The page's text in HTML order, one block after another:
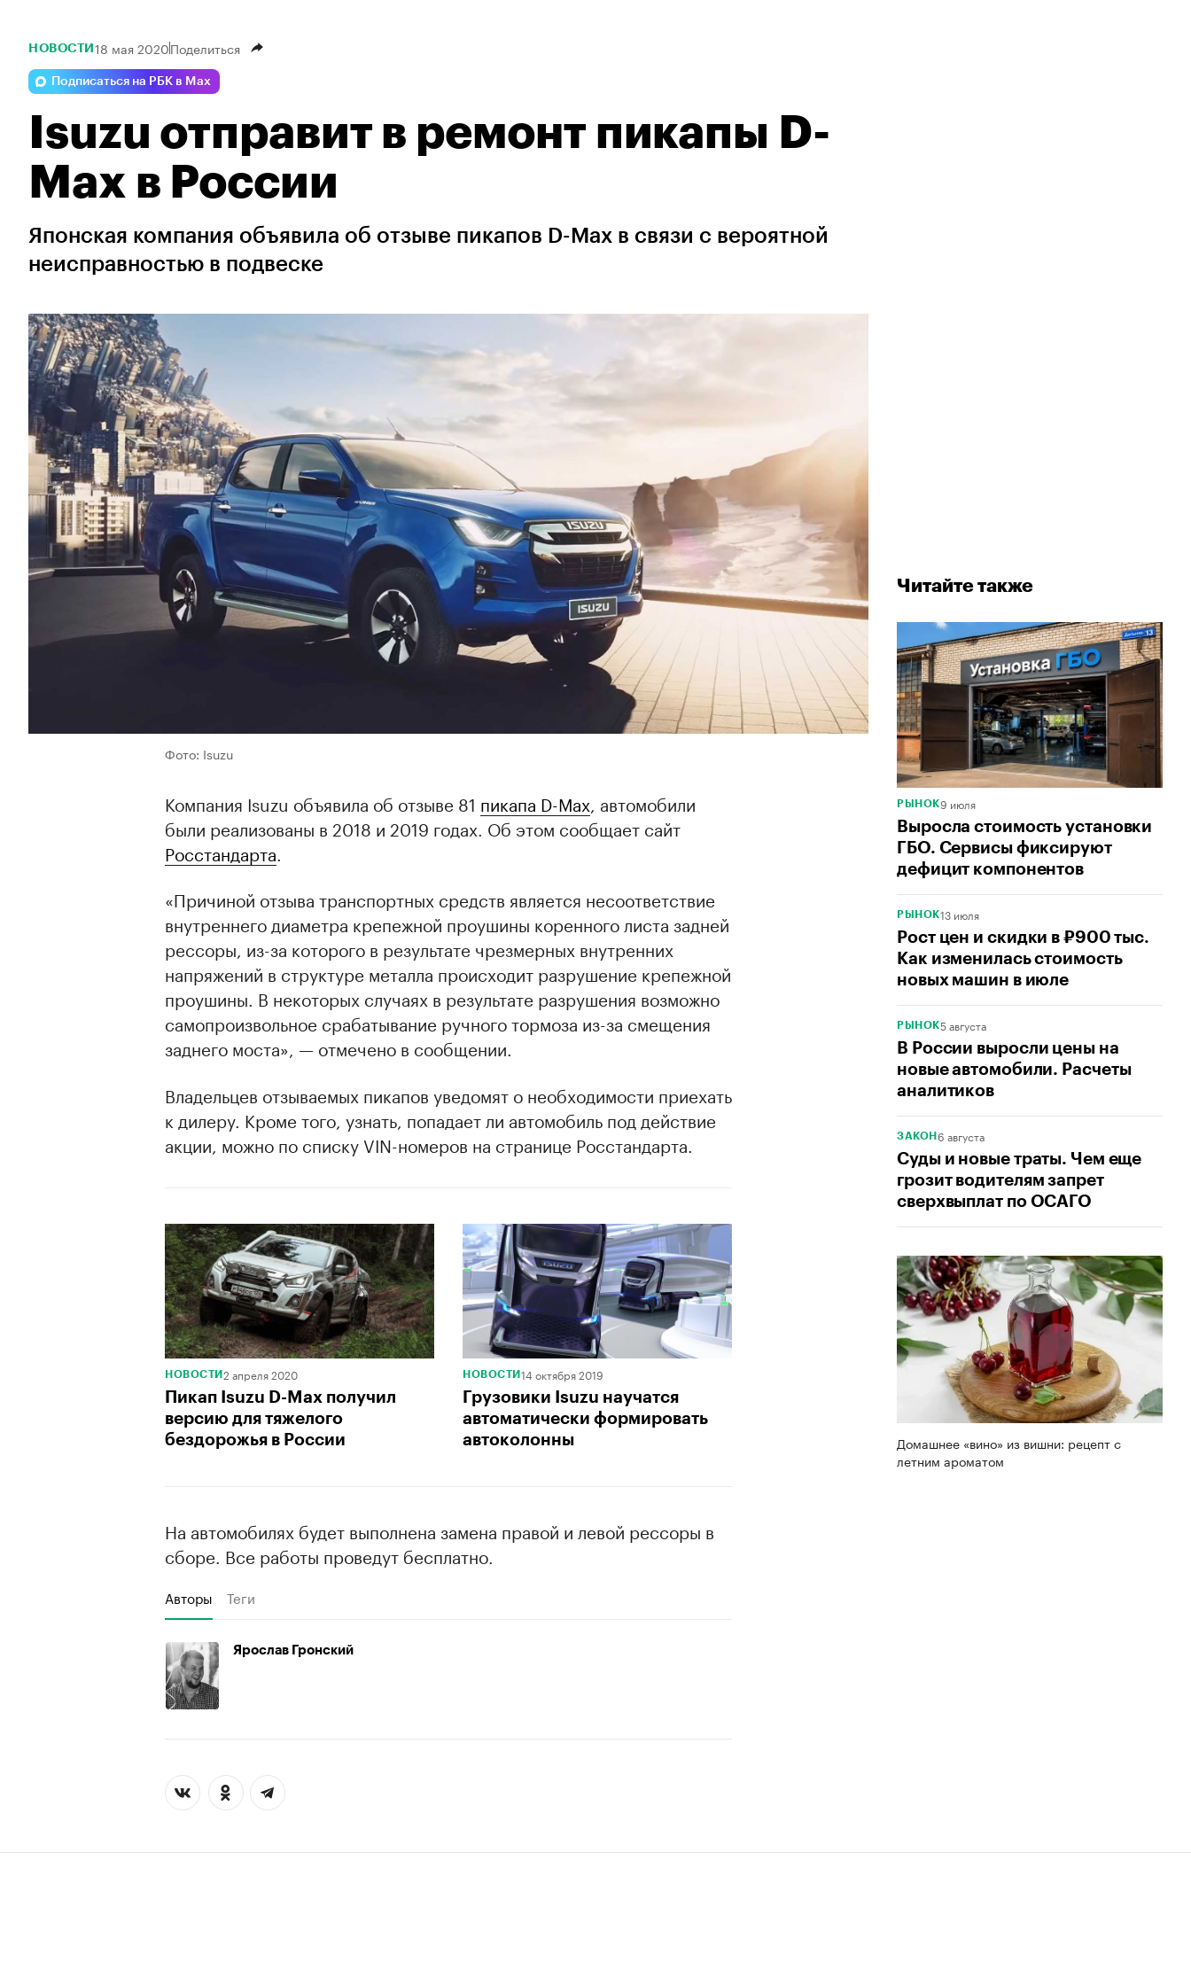
Читайте также
РЫНОК9 июля
Выросла стоимость установки
ГБО. Сервисы фиксируют
дефицит компонентов
РЫНОК13 июля
Рост цен и скидки в ₽900 тыс.
Как изменилась стоимость
новых машин в июле
РЫНОК5 августа
В России выросли цены на
новые автомобили. Расчеты
аналитиков
ЗАКОН 6 августа
Суды и новые траты. Чем еще
грозит водителям запрет
сверхвыплат по ОСАГО
Домашнее «вино» из вишни: рецепт с
летним ароматом
НОВОСТИ 18 мая 2020Поделиться
Подписаться на РБК в Max
Isuzu отправит в ремонт пикапы D-
Max в России
Японская компания объявила об отзыве пикапов D-Max в связи с вероятной
неисправностью в подвеске
Фото: Isuzu
Компания Isuzu объявила об отзыве 81 пикапа D-Max, автомобили
были реализованы в 2018 и 2019 годах. Об этом сообщает сайт
Росстандарта.
«Причиной отзыва транспортных средств является несоответствие
внутреннего диаметра крепежной проушины коренного листа задней
рессоры, из-за которого в результате чрезмерных внутренних
напряжений в структуре металла происходит разрушение крепежной
проушины. В некоторых случаях в результате разрушения возможно
самопроизвольное срабатывание ручного тормоза из-за смещения
заднего моста», — отмечено в сообщении.
00:00 /
Владельцев отзываемых пикапов уведомят о необходимости приехать
к дилеру. Кроме того, узнать, попадает ли автомобиль под действие
акции, можно по списку VIN-номеров на странице Росстандарта.
НОВОСТИ 2 апреля 2020
Пикап Isuzu D-Max получил
версию для тяжелого
бездорожья в России
НОВОСТИ 14 октября 2019
Грузовики Isuzu научатся
автоматически формировать
автоколонны
На автомобилях будет выполнена замена правой и левой рессоры в
сборе. Все работы проведут бесплатно.
Авторы Теги
Ярослав Гронский